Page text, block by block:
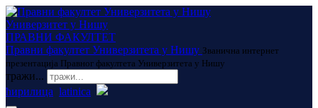
Универзитет у Нишу
ПРАВНИ ФАКУЛТЕТ
Правни факултет Универзитета у Нишу Званична интернет
презентација Правног факултета Универзитета у Нишу
тражи...
ћирилица latinica